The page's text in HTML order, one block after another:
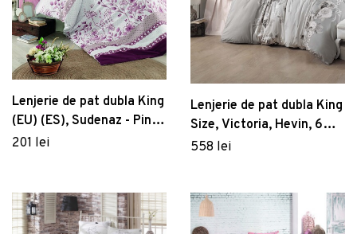
Lenjerie de pat dubla King
(EU) (ES), Sudenaz - Pink,
Pearl Home, Bumbac
201 lei
Lenjerie de pat dubla King
Size, Victoria, Hevin, 6
piese, 240x260 cm, 100%
558 lei